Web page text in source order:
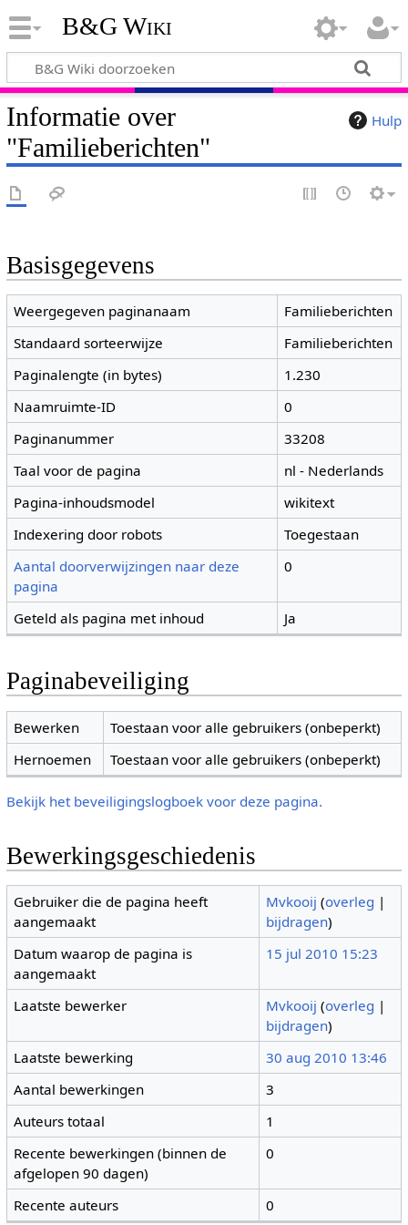
B&G Wiki
Hulp
Informatie over
"Familieberichten"
Basisgegevens
Weergegeven paginanaam
Familieberichten
Standaard sorteerwijze
Familieberichten
Paginalengte (in bytes)
1.230
Naamruimte-ID
0
Paginanummer
33208
Taal voor de pagina
nl - Nederlands
Pagina-inhoudsmodel
wikitext
Indexering door robots
Toegestaan
Aantal doorverwijzingen naar deze
pagina
0
Geteld als pagina met inhoud Ja
Paginabeveiliging
Bewerken
Toestaan voor alle gebruikers (onbeperkt)
Hernoemen
Toestaan voor alle gebruikers (onbeperkt)
Bekijk het beveiligingslogboek voor deze pagina.
Bewerkingsgeschiedenis
Gebruiker die de pagina heeft
aangemaakt
Mvkooij (overleg |
bijdragen)
Datum waarop de pagina is
aangemaakt
15 jul 2010 15:23
Laatste bewerker Mvkooij (overleg |
bijdragen)
Laatste bewerking
30 aug 2010 13:46
Aantal bewerkingen
3
Auteurs totaal
1
Recente bewerkingen (binnen de
afgelopen 90 dagen)
0
Recente auteurs 0